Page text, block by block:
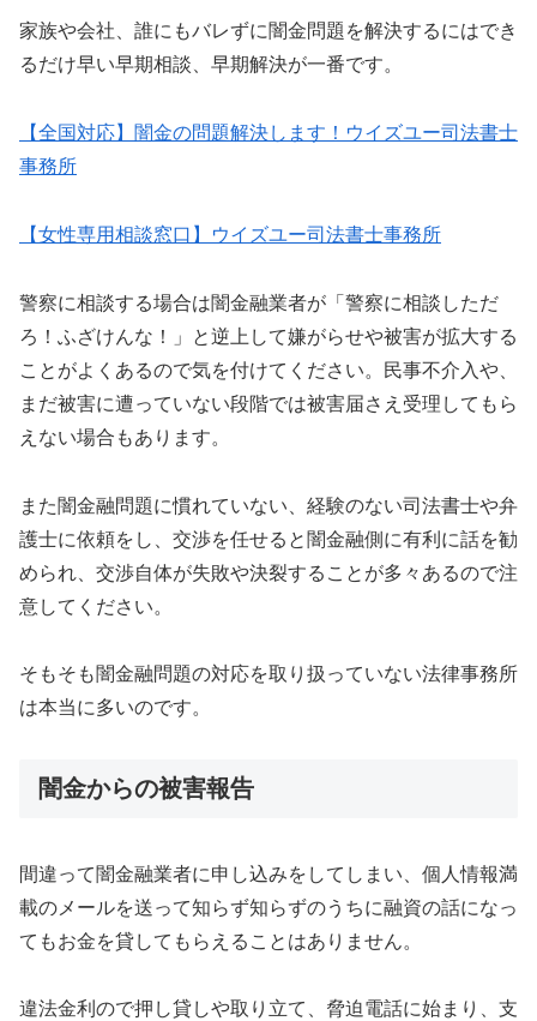
家族や会社、誰にもバレずに闇金問題を解決するにはでき
るだけ早い早期相談、早期解決が一番です。
【全国対応】闇金の問題解決します！ウイズユー司法書士
事務所
【女性専用相談窓口】ウイズユー司法書士事務所
警察に相談する場合は闇金融業者が「警察に相談しただ
ろ！ふざけんな！」と逆上して嫌がらせや被害が拡大する
ことがよくあるので気を付けてください。民事不介入や、
まだ被害に遭っていない段階では被害届さえ受理してもら
えない場合もあります。
また闇金融問題に慣れていない、経験のない司法書士や弁
護士に依頼をし、交渉を任せると闇金融側に有利に話を勧
められ、交渉自体が失敗や決裂することが多々あるので注
意してください。
そもそも闇金融問題の対応を取り扱っていない法律事務所
は本当に多いのです。
闇金からの被害報告
間違って闇金融業者に申し込みをしてしまい、個人情報満
載のメールを送って知らず知らずのうちに融資の話になっ
てもお金を貸してもらえることはありません。
違法金利ので押し貸しや取り立て、脅迫電話に始まり、支